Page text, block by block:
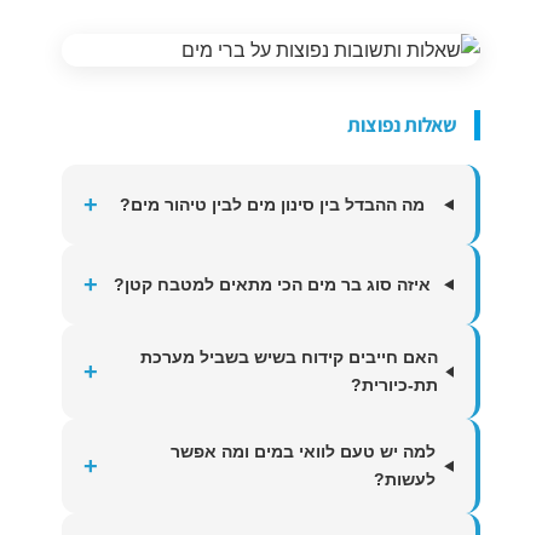
שאלות נפוצות
מה ההבדל בין סינון מים לבין טיהור מים? +
איזה סוג בר מים הכי מתאים למטבח קטן? +
האם חייבים קידוח בשיש בשביל מערכת
תת-כיורית?
+
למה יש טעם לוואי במים ומה אפשר
לעשות?
+